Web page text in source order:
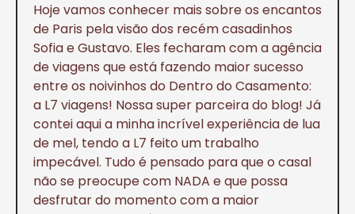
Hoje vamos conhecer mais sobre os encantos
de Paris pela visão dos recém casadinhos
Sofia e Gustavo. Eles fecharam com a agência
de viagens que está fazendo maior sucesso
entre os noivinhos do Dentro do Casamento:
a L7 viagens! Nossa super parceira do blog! Já
contei aqui a minha incrível experiência de lua
de mel, tendo a L7 feito um trabalho
impecável. Tudo é pensado para que o casal
não se preocupe com NADA e que possa
desfrutar do momento com a maior